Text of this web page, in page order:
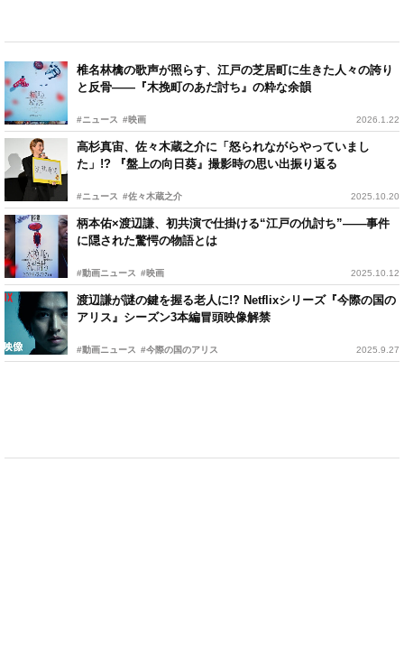
椎名林檎の歌声が照らす、江戸の芝居町に生きた人々の誇り
と反骨——『木挽町のあだ討ち』の粋な余韻
#ニュース #映画 2026.1.22
高杉真宙、佐々木蔵之介に「怒られながらやっていまし
た」!? 『盤上の向日葵』撮影時の思い出振り返る
#ニュース #佐々木蔵之介 2025.10.20
柄本佑×渡辺謙、初共演で仕掛ける“江戸の仇討ち”——事件
に隠された驚愕の物語とは
#動画ニュース #映画 2025.10.12
渡辺謙が謎の鍵を握る老人に!? Netflixシリーズ『今際の国の
アリス』シーズン3​本編冒頭映像解禁
#動画ニュース #今際の国のアリス 2025.9.27